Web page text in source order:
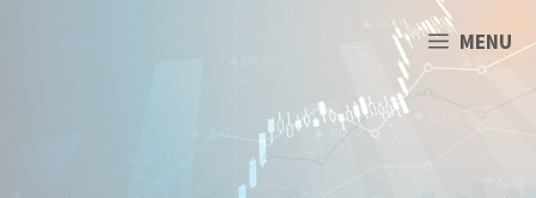
MENU